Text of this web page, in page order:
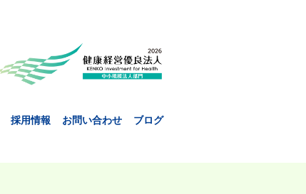
採用情報 お問い合わせ ブログ